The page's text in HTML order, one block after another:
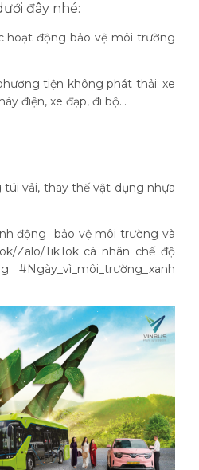
đây nhé:
hoạt động bảo vệ môi trường
tiện không phát thải: xe
điện, xe đạp, đi bộ...
vải, thay thế vật dụng nhựa
động bảo vệ môi trường và
Zalo/TikTok cá nhân chế độ